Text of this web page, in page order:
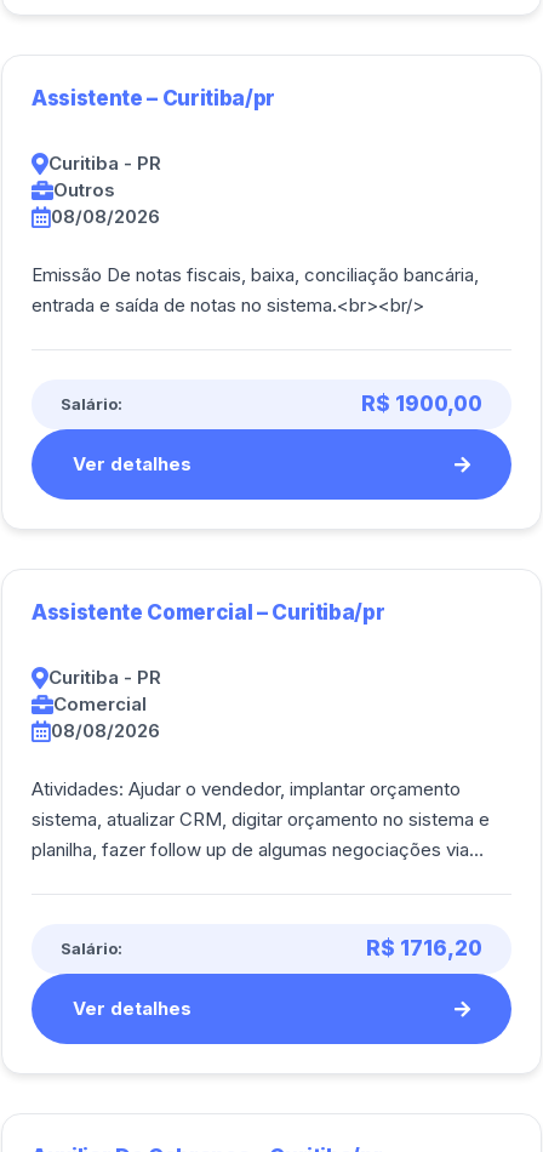
Assistente – Curitiba/pr
Curitiba - PR
Outros
08/08/2026
Emissão De notas fiscais, baixa, conciliação bancária,
entrada e saída de notas no sistema.<br><br/>
Salário: R$ 1900,00
Ver detalhes
Assistente Comercial – Curitiba/pr
Curitiba - PR
Comercial
08/08/2026
Atividades: Ajudar o vendedor, implantar orçamento
sistema, atualizar CRM, digitar orçamento no sistema e
planilha, fazer follow up de algumas negociações via
Salário: R$ 1716,20
Ver detalhes